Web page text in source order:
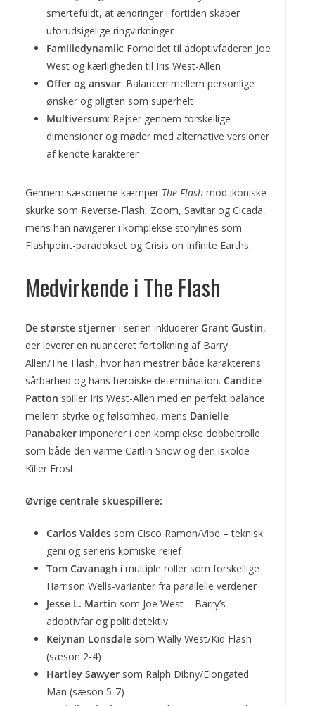
smertefuldt, at ændringer i fortiden skaber
uforudsigelige ringvirkninger
Familiedynamik: Forholdet til adoptivfaderen Joe
West og kærligheden til Iris West-Allen
Offer og ansvar: Balancen mellem personlige
ønsker og pligten som superhelt
Multiversum: Rejser gennem forskellige
dimensioner og møder med alternative versioner
af kendte karakterer
Gennem sæsonerne kæmper The Flash mod ikoniske
skurke som Reverse-Flash, Zoom, Savitar og Cicada,
mens han navigerer i komplekse storylines som
Flashpoint-paradokset og Crisis on Infinite Earths.
Medvirkende i The Flash
De største stjerner i serien inkluderer Grant Gustin,
der leverer en nuanceret fortolkning af Barry
Allen/The Flash, hvor han mestrer både karakterens
sårbarhed og hans heroiske determination. Candice
Patton spiller Iris West-Allen med en perfekt balance
mellem styrke og følsomhed, mens Danielle
Panabaker imponerer i den komplekse dobbeltrolle
som både den varme Caitlin Snow og den iskolde
Killer Frost.
Øvrige centrale skuespillere:
Carlos Valdes som Cisco Ramon/Vibe – teknisk
geni og seriens komiske relief
Tom Cavanagh i multiple roller som forskellige
Harrison Wells-varianter fra parallelle verdener
Jesse L. Martin som Joe West – Barry’s
adoptivfar og politidetektiv
Keiynan Lonsdale som Wally West/Kid Flash
(sæson 2-4)
Hartley Sawyer som Ralph Dibny/Elongated
Man (sæson 5-7)